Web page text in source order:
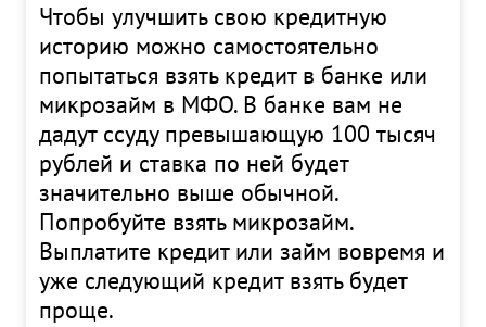
Чтобы улучшить свою кредитную
историю можно самостоятельно
попытаться взять кредит в банке или
микрозайм в МФО. В банке вам не
дадут ссуду превышающую 100 тысяч
рублей и ставка по ней будет
значительно выше обычной.
Попробуйте взять микрозайм.
Выплатите кредит или займ вовремя и
уже следующий кредит взять будет
проще.